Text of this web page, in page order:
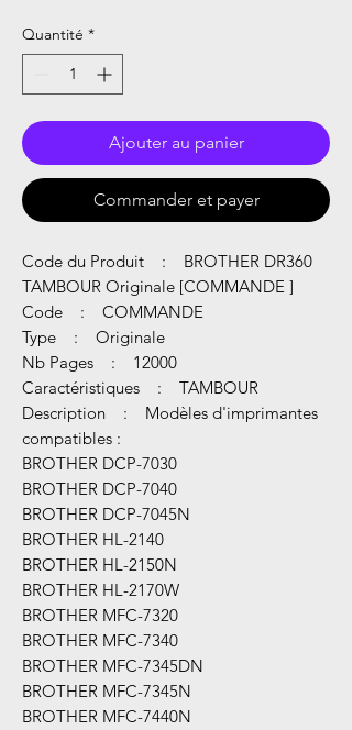
Quantité *
Ajouter au panier
Commander et payer
Code du Produit : BROTHER DR360
TAMBOUR Originale [COMMANDE ]
Code : COMMANDE
Type : Originale
Nb Pages : 12000
Caractéristiques : TAMBOUR
Description : Modèles d'imprimantes
compatibles :
BROTHER DCP-7030
BROTHER DCP-7040
BROTHER DCP-7045N
BROTHER HL-2140
BROTHER HL-2150N
BROTHER HL-2170W
BROTHER MFC-7320
BROTHER MFC-7340
BROTHER MFC-7345DN
BROTHER MFC-7345N
BROTHER MFC-7440N